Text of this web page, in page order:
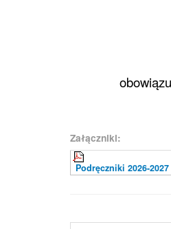
Załączniki:
Podręczniki 2026-2027